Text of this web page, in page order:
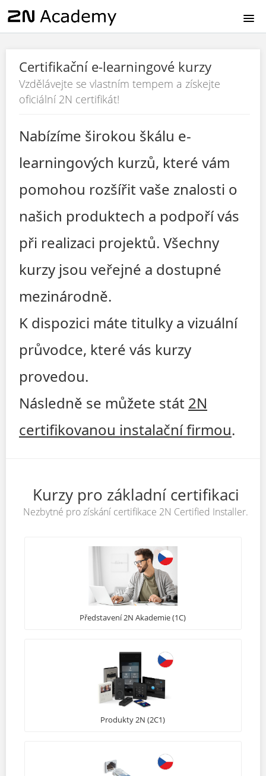
ALL COURSES
Certifikační e-learningové kurzy
Vzdělávejte se vlastním tempem a získejte
oficiální 2N certifikát!
Nabízíme širokou škálu e-
learningových kurzů, které vám
pomohou rozšířit vaše znalosti o
našich produktech a podpoří vás
při realizaci projektů. Všechny
kurzy jsou veřejné a dostupné
mezinárodně.
K dispozici máte titulky a vizuální
průvodce, které vás kurzy
provedou.
Následně se můžete stát 2N
certifikovanou instalační firmou.
Kurzy pro základní certifikaci
Nezbytné pro získání certifikace 2N Certified Installer.
Představení 2N Akademie (1C)
Produkty 2N (2C1)